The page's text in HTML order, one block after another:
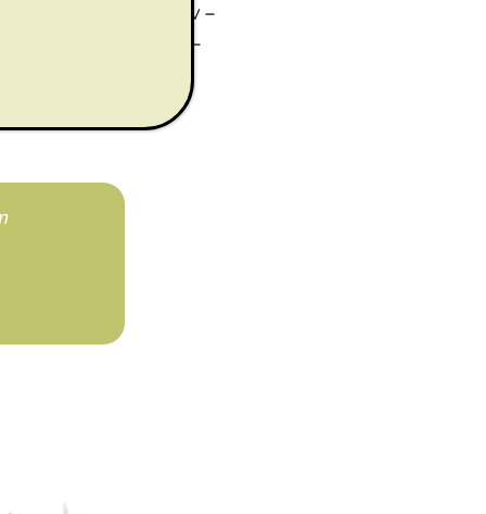
όλα σταματούν –
αναπνεύσεις». –